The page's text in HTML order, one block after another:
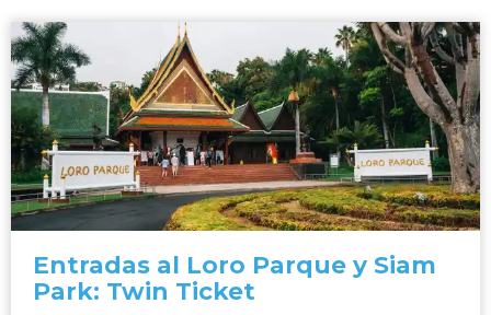
Entradas al Loro Parque y Siam
Park: Twin Ticket